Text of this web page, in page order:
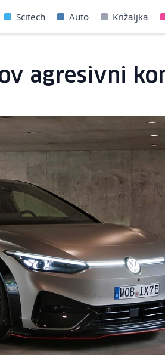
Scitech Auto Križaljka
agresivni